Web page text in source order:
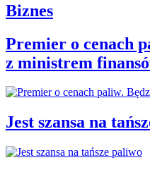
Biznes
Premier o cenach
z ministrem
Jest szansa na